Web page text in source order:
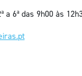
a 6ª das 9h00 às